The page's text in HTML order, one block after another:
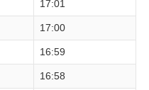
17:01
17:00
16:59
16:58